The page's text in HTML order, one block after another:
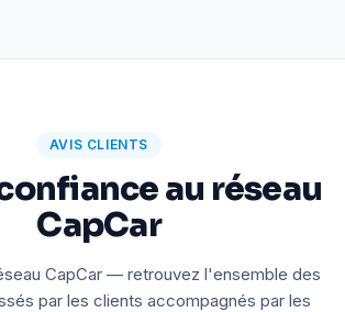
AVIS CLIENTS
au réseau
CapCar
CapCar — retrouvez l'ensemble des
par les clients accompagnés par les